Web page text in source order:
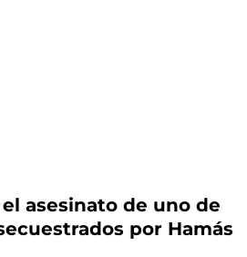
asesinato de uno de
por Hamás